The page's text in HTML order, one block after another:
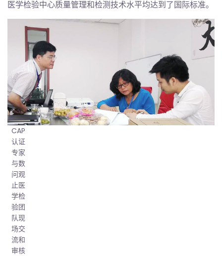
医学检验中心质量管理和检测技术水平均达到了国际标准。
CAP
认证
专家
与数
问观
止医
学检
验团
队现
场交
流和
审核